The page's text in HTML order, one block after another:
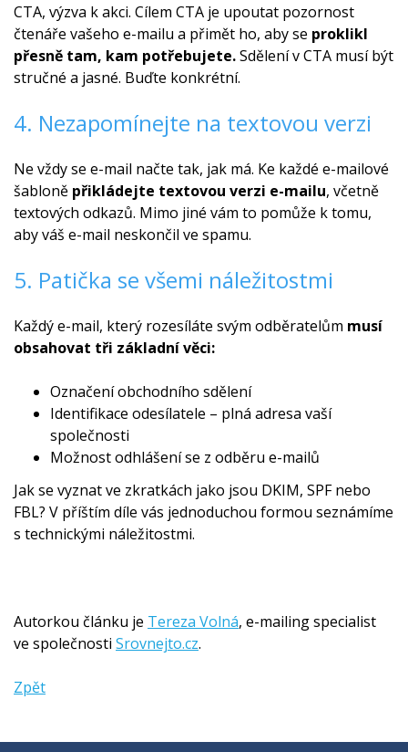
CTA, výzva k akci. Cílem CTA je upoutat pozornost
čtenáře vašeho e-mailu a přimět ho, aby se proklikl
přesně tam, kam potřebujete.Sdělení v CTA musí být
stručné a jasné. Buďte konkrétní.
4. Nezapomínejte na textovou verzi
Ne vždy se e-mail načte tak, jak má. Ke každé e-mailové
šabloně přikládejte textovou verzi e-mailu, včetně
textových odkazů. Mimo jiné vám to pomůže k tomu,
aby váš e-mail neskončil ve spamu.
5. Patička se všemi náležitostmi
Každý e-mail, který rozesíláte svým odběratelům musí
obsahovat tři základní věci:
Označení obchodního sdělení
Identifikace odesílatele – plná adresa vaší
společnosti
Možnost odhlášení se z odběru e-mailů
Jak se vyznat ve zkratkách jako jsou DKIM, SPF nebo
FBL? V příštím díle vás jednoduchou formou seznámíme
s technickými náležitostmi.
Autorkou článku je Tereza Volná, e-mailing specialist
ve společnosti Srovnejto.cz.
Zpět